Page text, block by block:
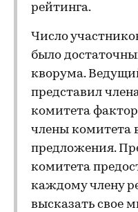
рейтинга.
Число
было
кворума.
представил
комитета
члены комитета
предложения.
комитета
каждому члену
высказать свое